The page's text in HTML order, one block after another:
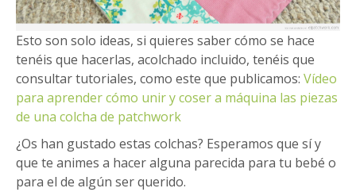
Esto son solo ideas, si quieres saber cómo se hace
tenéis que hacerlas, acolchado incluido, tenéis que
consultar tutoriales, como este que publicamos: Vídeo
para aprender cómo unir y coser a máquina las piezas
de una colcha de patchwork
¿Os han gustado estas colchas? Esperamos que sí y
que te animes a hacer alguna parecida para tu bebé o
para el de algún ser querido.